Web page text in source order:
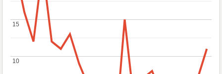
10
10
15
15